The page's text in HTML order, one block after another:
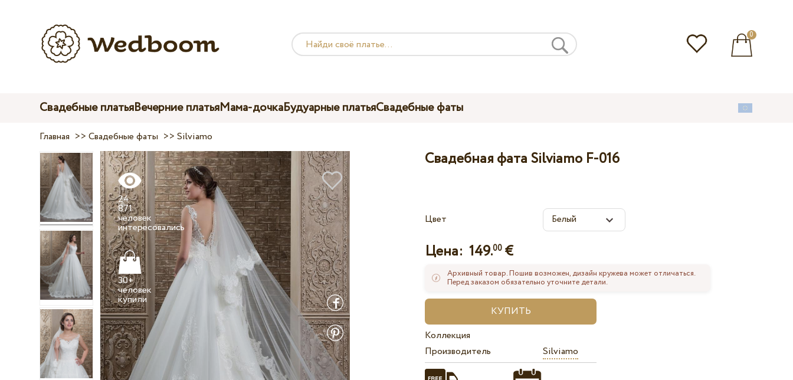
0
Свадебные платьяВечерние платьяМама-дочкаБудуарные платьяСвадебные фаты
Главная >>Свадебные фаты >>Silviamo
24
871
человек
30+
человек
Свадебная фата Silviamo F-016
Цвет
Цена:149.00 €
Архивный товар. Пошив возможен, дизайн кружева может отличаться.
Перед заказом обязательно уточните детали.
Коллекция
Производитель
Silviamo